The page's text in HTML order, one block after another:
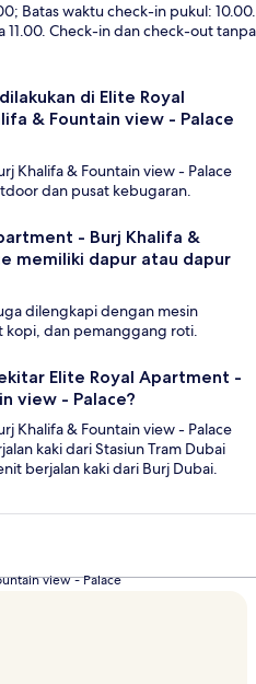
Batas waktu check-in pukul: 10.00.
Check-in dan check-out tanpa
di Elite Royal
& Fountain view - Palace
Khalifa & Fountain view - Palace
dan pusat kebugaran.
- Burj Khalifa &
memiliki dapur atau dapur
dilengkapi dengan mesin
kopi, dan pemanggang roti.
Elite Royal Apartment -
view - Palace?
Khalifa & Fountain view - Palace
kaki dari Stasiun Tram Dubai
berjalan kaki dari Burj Dubai.
view - Palace